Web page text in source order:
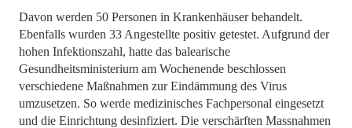
Davon werden 50 Personen in Krankenhäuser behandelt.
Ebenfalls wurden 33 Angestellte positiv getestet. Aufgrund der
hohen Infektionszahl, hatte das balearische
Gesundheitsministerium am Wochenende beschlossen
verschiedene Maßnahmen zur Eindämmung des Virus
umzusetzen. So werde medizinisches Fachpersonal eingesetzt
und die Einrichtung desinfiziert. Die verschärften Massnahmen